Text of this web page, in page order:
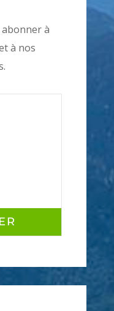
à
à nos